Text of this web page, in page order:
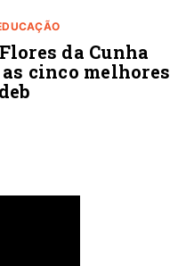
da Cunha
cinco melhores